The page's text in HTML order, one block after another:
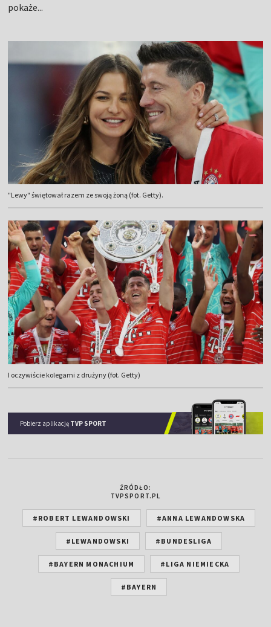
pokaże...
"Lewy" świętował razem ze swoją żoną (fot. Getty).
I oczywiście kolegami z drużyny (fot. Getty)
Pobierz aplikację TVP SPORT
ŹRÓDŁO:
TVPSPORT.PL
#ROBERT LEWANDOWSKI #ANNA LEWANDOWSKA
#LEWANDOWSKI #BUNDESLIGA
#BAYERN MONACHIUM #LIGA NIEMIECKA
#BAYERN